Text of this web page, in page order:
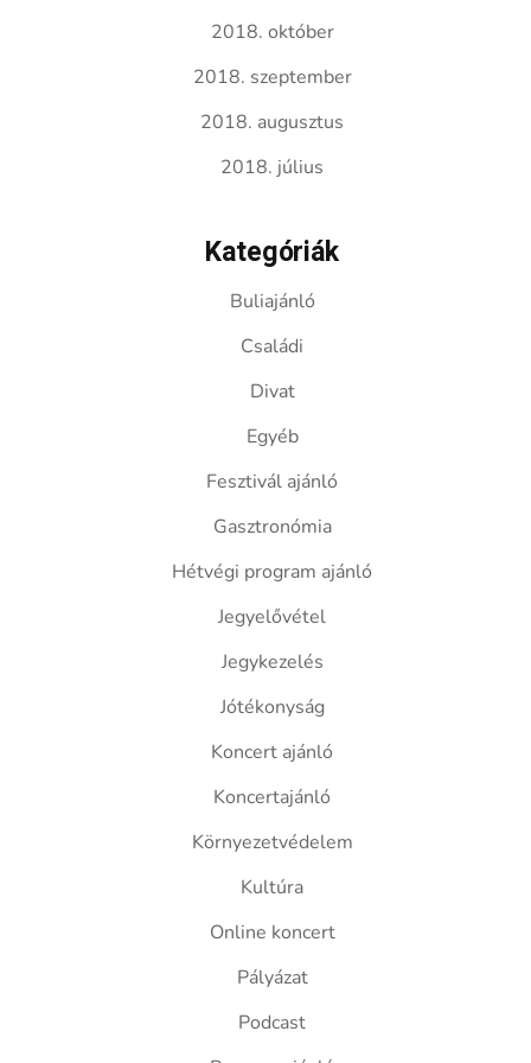
2018. október
2018. szeptember
2018. augusztus
2018. július
Kategóriák
Buliajánló
Családi
Divat
Egyéb
Fesztivál ajánló
Gasztronómia
Hétvégi program ajánló
Jegyelővétel
Jegykezelés
Jótékonyság
Koncert ajánló
Koncertajánló
Környezetvédelem
Kultúra
Online koncert
Pályázat
Podcast